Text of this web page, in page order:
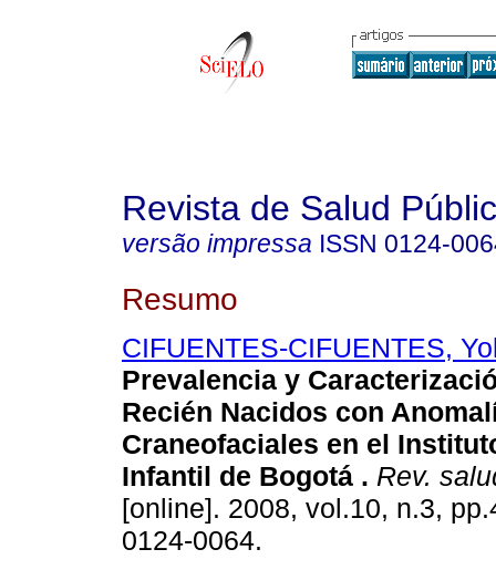
Revista de Salud
versão impressa ISSN 0124-
Resumo
CIFUENTES-CIFUENTES,
Prevalencia y
Recién Nacidos con
Craneofaciales en el
Infantil de Bogotá . Rev.
[online]. 2008, vol.10, n.3,
0124-0064.